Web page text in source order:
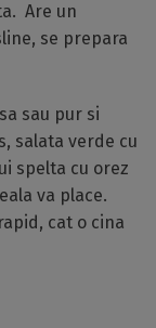
Are un
se prepara
sau pur si
salata verde cu
spelta cu orez
va place.
cat o cina